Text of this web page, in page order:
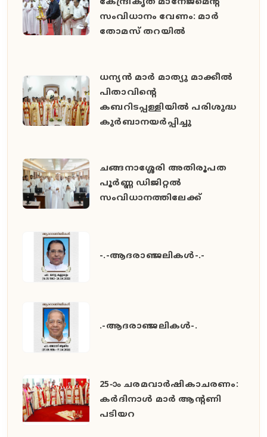
കേന്ദ്രീകൃത മാനേജ്മെന്റ്
സംവിധാനം വേണം: മാർ
തോമസ് തറയിൽ
ധന്യൻ മാർ മാത്യു മാക്കീൽ
പിതാവിൻ്റെ
കബറിടപ്പള്ളിയിൽ പരിശുദ്ധ
കുർബാനയർപ്പിച്ചു
ചങ്ങനാശ്ശേരി അതിരൂപത
പൂർണ്ണ ഡിജിറ്റൽ
സംവിധാനത്തിലേക്ക്
-.-ആദരാഞ്ജലികൾ-.-
.-ആദരാഞ്ജലികൾ-.
25-ാം ചരമവാർഷികാചരണം:
കർദിനാൾ മാർ ആന്റണി
പടിയറ